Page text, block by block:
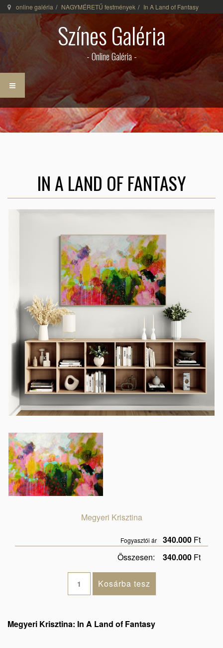
online galéria NAGYMÉRETŰ festmények In A Land of Fantasy
Színes Galéria
- Online Galéria -
IN A LAND OF FANTASY
Megyeri Krisztina
Fogyasztói ár 340.000 Ft
Összesen:
340.000 Ft
Megyeri Krisztina: In A Land of Fantasy